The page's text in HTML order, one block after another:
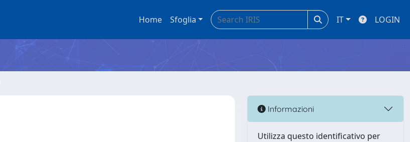
Home Sfoglia IT LOGIN
Informazioni
Utilizza questo identificativo per